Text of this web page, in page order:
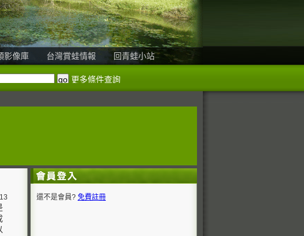
影像庫 台灣賞蛙情報 回青蛙小站
更多條件查詢
還不是會員? 免費註冊